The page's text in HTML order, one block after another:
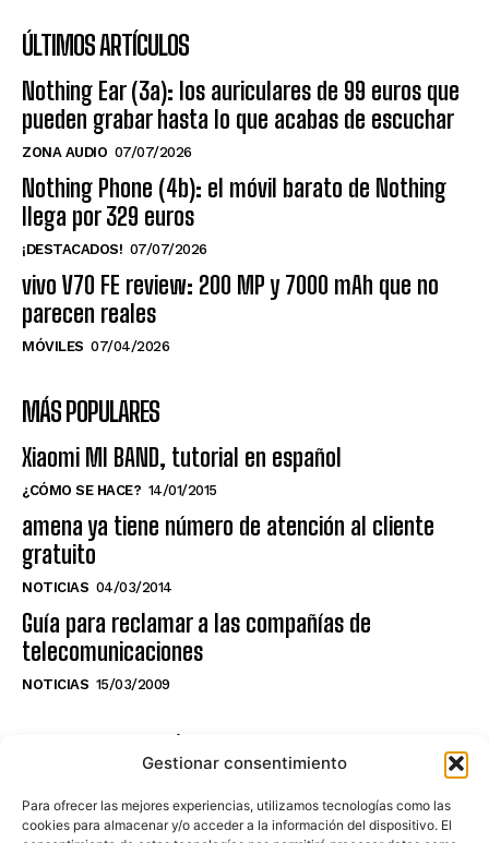
Gestionar consentimiento
Para ofrecer las mejores experiencias, utilizamos tecnologías como las
cookies para almacenar y/o acceder a la información del dispositivo. El
ÚLTIMOS ARTÍCULOS
Nothing Ear (3a): los auriculares de 99 euros que
pueden grabar hasta lo que acabas de escuchar
ZONA AUDIO 07/07/2026
Nothing Phone (4b): el móvil barato de Nothing
llega por 329 euros
¡DESTACADOS! 07/07/2026
vivo V70 FE review: 200 MP y 7000 mAh que no
parecen reales
MÓVILES 07/04/2026
MÁS POPULARES
Xiaomi MI BAND, tutorial en español
¿CÓMO SE HACE? 14/01/2015
amena ya tiene número de atención al cliente
gratuito
NOTICIAS 04/03/2014
Guía para reclamar a las compañías de
telecomunicaciones
NOTICIAS 15/03/2009
NO TE PIERDAS LO ÚLTIMO DEL CANAL